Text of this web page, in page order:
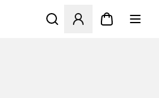
Åbner en Modal til at